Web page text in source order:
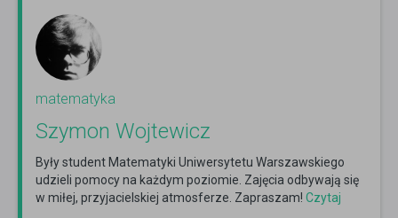
matematyka
Szymon Wojtewicz
Były student Matematyki Uniwersytetu Warszawskiego
udzieli pomocy na każdym poziomie. Zajęcia odbywają się
w miłej, przyjacielskiej atmosferze. Zapraszam! Czytaj